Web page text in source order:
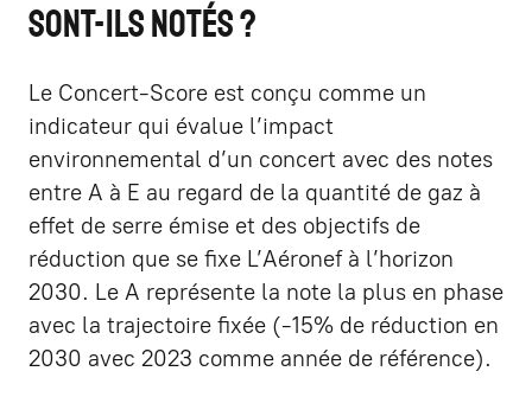
sont-ils notés ?
Le Concert-Score est conçu comme un
indicateur qui évalue l’impact
environnemental d’un concert avec des notes
entre A à E au regard de la quantité de gaz à
effet de serre émise et des objectifs de
réduction que se fixe L’Aéronef à l’horizon
2030. Le A représente la note la plus en phase
avec la trajectoire fixée (-15% de réduction en
2030 avec 2023 comme année de référence).